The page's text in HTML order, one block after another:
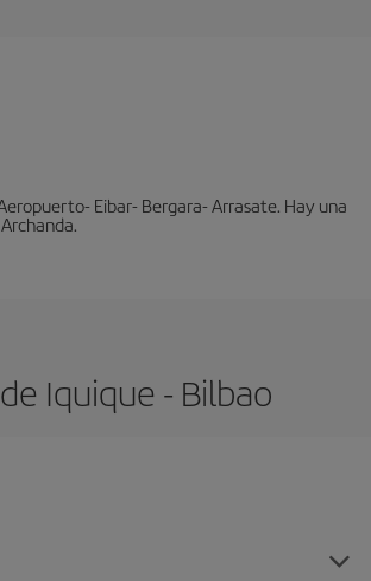
Eibar- Bergara- Arrasate. Hay una
Iquique - Bilbao